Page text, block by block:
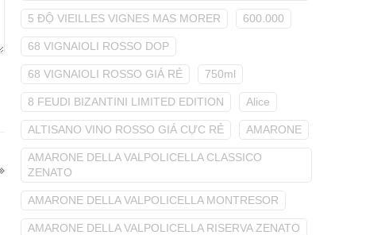
5 ĐỘ VIEILLES VIGNES MAS MORER 600.000
68 VIGNAIOLI ROSSO DOP
68 VIGNAIOLI ROSSO GIÁ RẺ 750ml
8 FEUDI BIZANTINI LIMITED EDITION Alice
ALTISANO VINO ROSSO GIÁ CỰC RẺ AMARONE
AMARONE DELLA VALPOLICELLA CLASSICO
ZENATO
AMARONE DELLA VALPOLICELLA MONTRESOR
AMARONE DELLA VALPOLICELLA RISERVA ZENATO